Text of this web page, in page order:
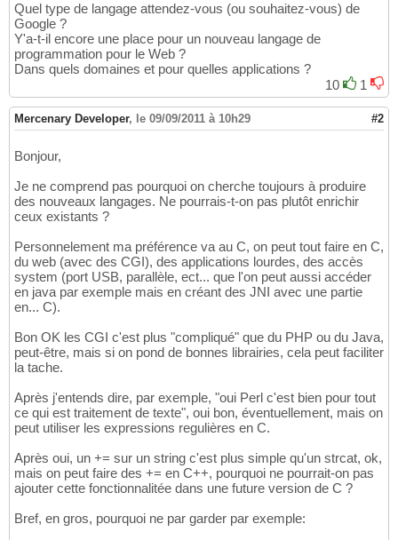
Quel type de langage attendez-vous (ou souhaitez-vous) de
Google ?
Y'a-t-il encore une place pour un nouveau langage de
programmation pour le Web ?
Dans quels domaines et pour quelles applications ?
10
1
Mercenary Developer, le 09/09/2011 à 10h29 #2
Bonjour,
Je ne comprend pas pourquoi on cherche toujours à produire
des nouveaux langages. Ne pourrais-t-on pas plutôt enrichir
ceux existants ?
Personnelement ma préférence va au C, on peut tout faire en C,
du web (avec des CGI), des applications lourdes, des accès
system (port USB, parallèle, ect... que l'on peut aussi accéder
en java par exemple mais en créant des JNI avec une partie
en... C).
Bon OK les CGI c'est plus "compliqué" que du PHP ou du Java,
peut-être, mais si on pond de bonnes librairies, cela peut faciliter
la tache.
Après j'entends dire, par exemple, "oui Perl c'est bien pour tout
ce qui est traitement de texte", oui bon, éventuellement, mais on
peut utiliser les expressions regulières en C.
Après oui, un += sur un string c'est plus simple qu'un strcat, ok,
mais on peut faire des += en C++, pourquoi ne pourrait-on pas
ajouter cette fonctionnalitée dans une future version de C ?
Bref, en gros, pourquoi ne par garder par exemple: